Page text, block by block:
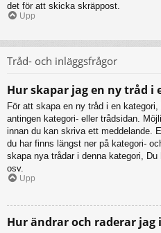
det för att skicka skräppost.
Upp
Tråd- och inläggsfrågor
Hur skapar jag en ny tråd i
För att skapa en ny tråd i en
antingen kategori- eller trådsidan.
innan du kan skriva ett meddelande.
du har finns längst ner på kategori-
skapa nya trådar i denna kategori,
osv.
Upp
Hur ändrar och raderar jag